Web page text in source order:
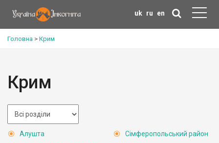
uk ru en
Головна > Крим
Крим
Алушта
Сімферопольський район